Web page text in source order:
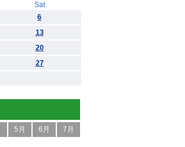
Sat
6
13
20
27
5月 6月 7月